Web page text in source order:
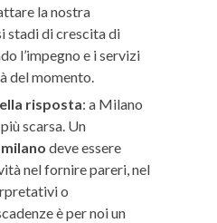
la nostra
stadi di crescita di
l’impegno e i servizi
del momento.
risposta: a Milano
scarsa. Un
deve essere
nel fornire pareri, nel
o
è per noi un